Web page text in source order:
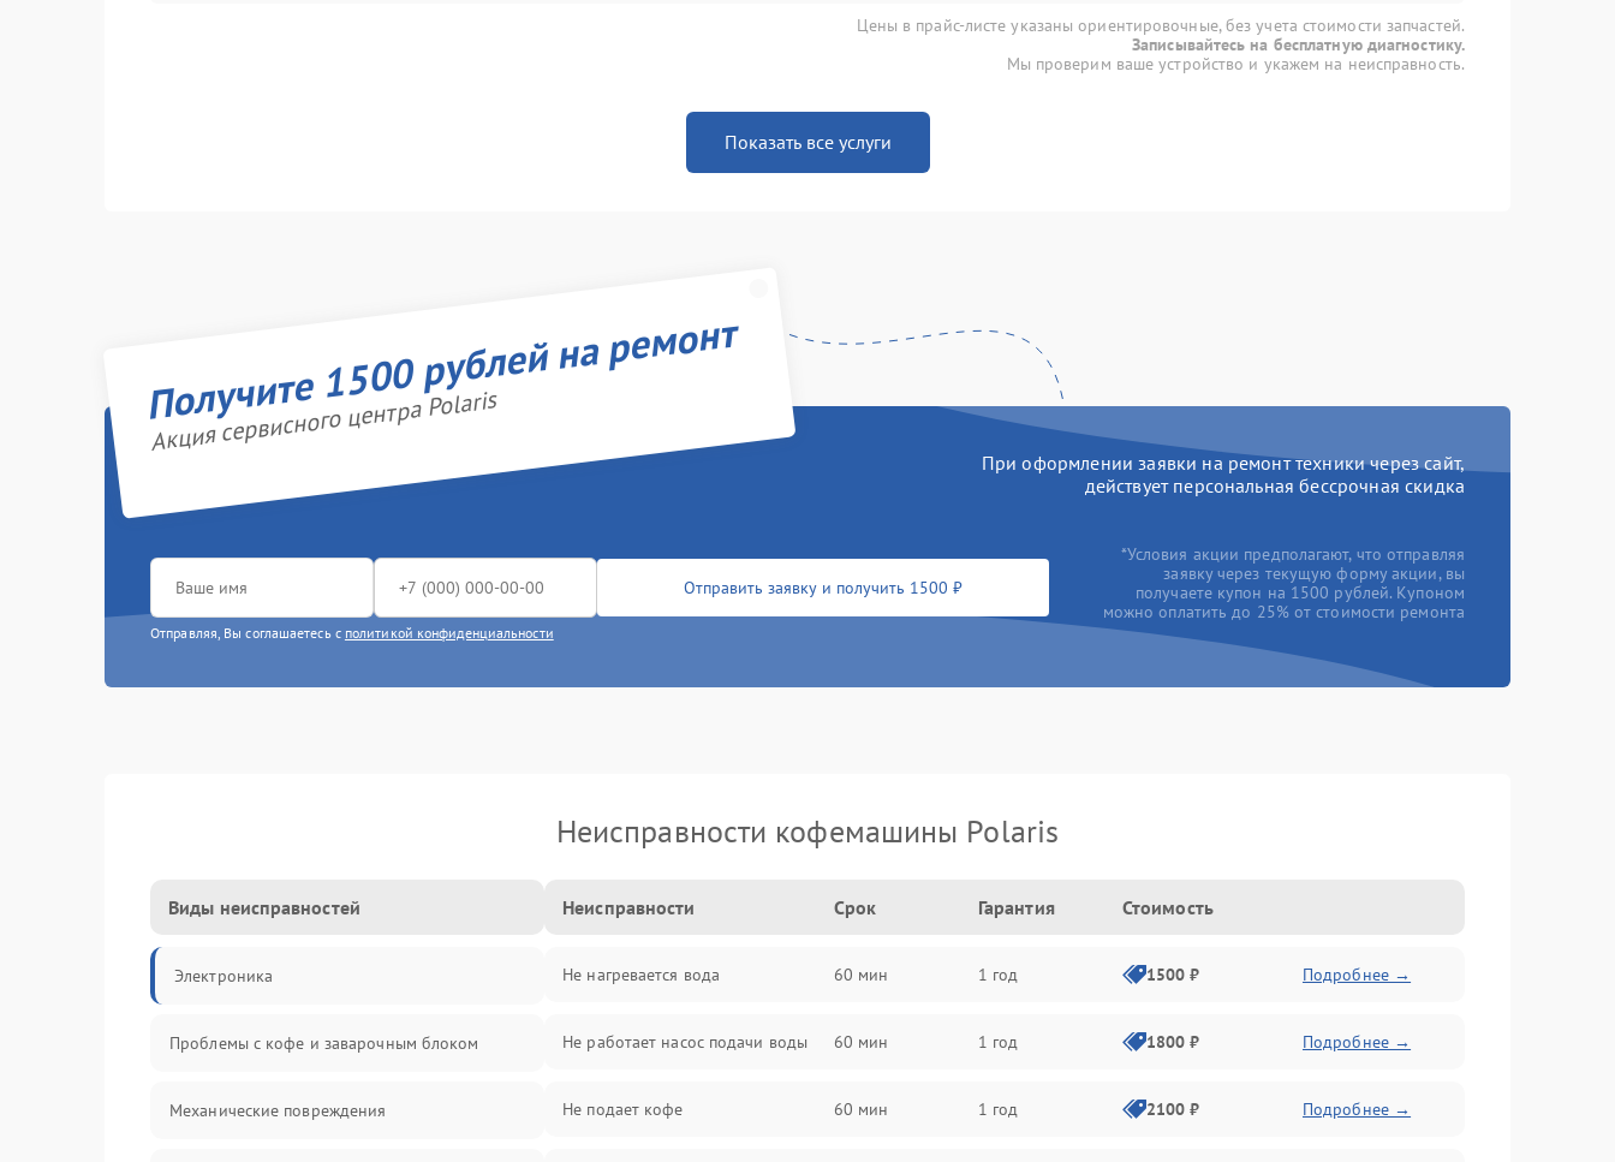
Цены в прайс-листе указаны ориентировочные, без учета стоимости запчастей.
Записывайтесь на бесплатную диагностику.
Мы проверим ваше устройство и укажем на неисправность.
Показать все услуги
Получите 1500 рублей на ремонт
Акция сервисного центра Polaris
При оформлении заявки на ремонт техники через сайт,
действует персональная бессрочная скидка
Отправить заявку и получить 1500 ₽
Отправляя, Вы соглашаетесь с политикой конфиденциальности
*Условия акции предполагают, что отправляя
заявку через текущую форму акции, вы
получаете купон на 1500 рублей. Купоном
можно оплатить до 25% от стоимости ремонта
Неисправности кофемашины Polaris
Виды неисправностей
Электроника
Проблемы с кофе и заварочным блоком
Механические повреждения
Неисправности Срок Гарантия Стоимость
Не нагревается вода 60 мин 1 год 1500 ₽ Подробнее →
Не работает насос подачи воды 60 мин 1 год 1800 ₽ Подробнее →
Не подает кофе 60 мин 1 год 2100 ₽ Подробнее →